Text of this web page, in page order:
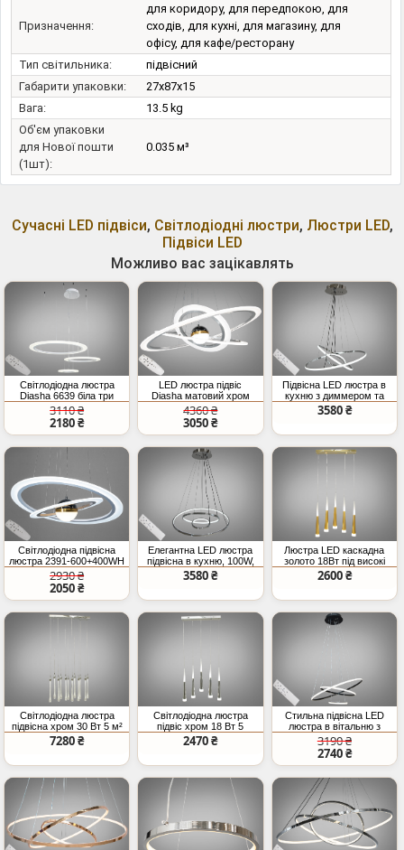
Призначення:
для коридору, для передпокою, для
сходів, для кухні, для магазину, для
офісу, для кафе/ресторану
Тип світильника:
підвісний
Габарити упаковки:
27x87x15
Вага:
13.5 kg
Об'єм упаковки
для Нової пошти
(1шт):
0.035 м³
Сучасні LED підвіси, Світлодіодні люстри, Люстри LED,
Підвіси LED
Можливо вас зацікавлять
Світлодіодна люстра
Diasha 6639 біла три
кільця 80 60 40 см пульт
115 Вт CCT 3200 6000K
3110 ₴
2180 ₴
LED люстра підвіс
Diasha матовий хром
140 Вт
4360 ₴
3050 ₴
Підвісна LED люстра в
кухню з диммером та
пультом, 90 Вт, хром
3580 ₴
Світлодіодна підвісна
люстра 2391-600+400WH
біла з двома кільцями
2930 ₴
2050 ₴
Елегантна LED люстра
підвісна в кухню, 100W,
хром
3580 ₴
Люстра LED каскадна
золото 18Вт під високі
стелі
2600 ₴
Світлодіодна люстра
підвісна хром 30 Вт 5 м²
7280 ₴
Світлодіодна люстра
підвіс хром 18 Вт 5
конусів
2470 ₴
Стильна підвісна LED
люстра в вітальню з
пультом, димером, 90W,
чорний
3190 ₴
2740 ₴